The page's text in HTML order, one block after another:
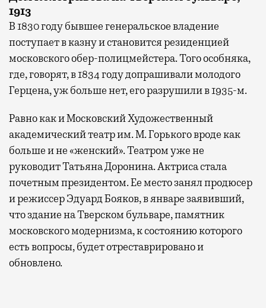
1913
В 1830 году бывшее генеральское владение
поступает в казну и становится резиденцией
московского обер-полицмейстера. Того особняка,
где, говорят, в 1834 году допрашивали молодого
Герцена, уж больше нет, его разрушили в 1935-м.
Равно как и Московский Художественный
академический театр им. М. Горького вроде как
больше и не «женский». Театром уже не
руководит Татьяна Доронина. Актриса стала
почетным президентом. Ее место занял продюсер
и режиссер Эдуард Бояков, в январе заявивший,
что здание на Тверском бульваре, памятник
московского модернизма, к состоянию которого
есть вопросы, будет отреставрировано и
обновлено.